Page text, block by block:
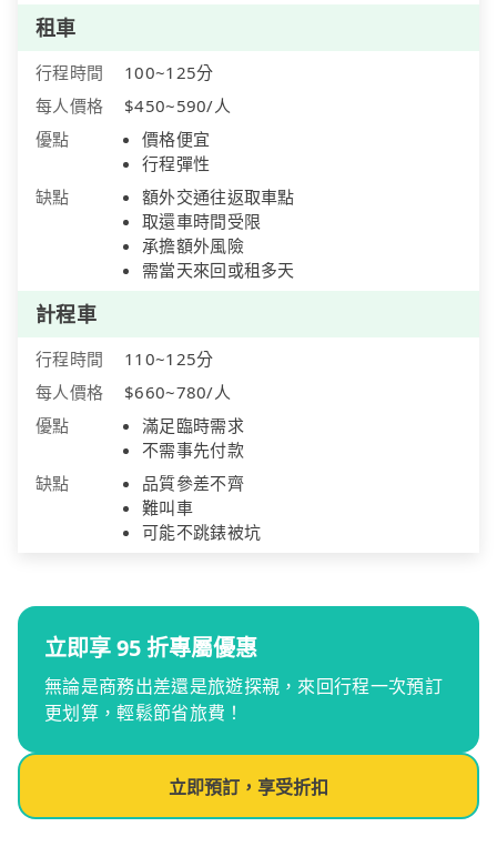
租車
行程時間
100~125分
每人價格
$450~590/人
優點
價格便宜
行程彈性
缺點
額外交通往返取車點
取還車時間受限
承擔額外風險
需當天來回或租多天
計程車
行程時間
110~125分
每人價格
$660~780/人
優點
滿足臨時需求
不需事先付款
缺點
品質參差不齊
難叫車
可能不跳錶被坑
立即享 95 折專屬優惠
無論是商務出差還是旅遊探親，來回行程一次預訂
更划算，輕鬆節省旅費！
立即預訂，享受折扣